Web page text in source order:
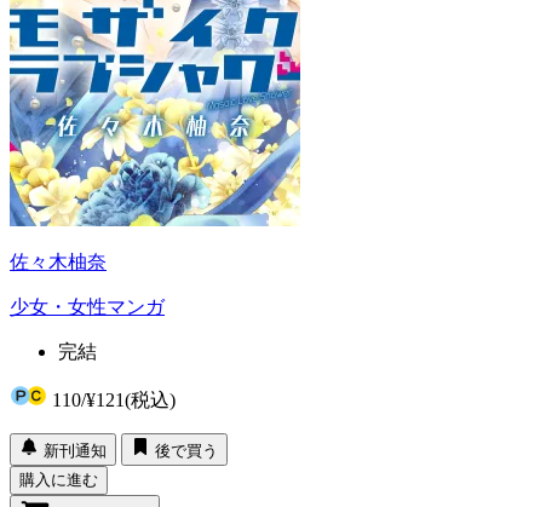
佐々木柚奈
少女・女性マンガ
完結
110/¥121(税込)
新刊通知
後で買う
購入に進む